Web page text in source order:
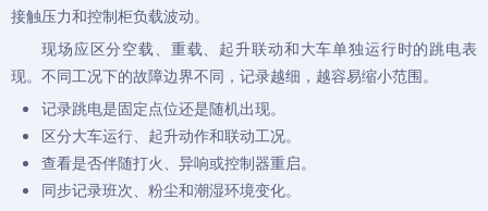
接触压力和控制柜负载波动。
现场应区分空载、重载、起升联动和大车单独运行时的跳电表
现。不同工况下的故障边界不同，记录越细，越容易缩小范围。
记录跳电是固定点位还是随机出现。
区分大车运行、起升动作和联动工况。
查看是否伴随打火、异响或控制器重启。
同步记录班次、粉尘和潮湿环境变化。